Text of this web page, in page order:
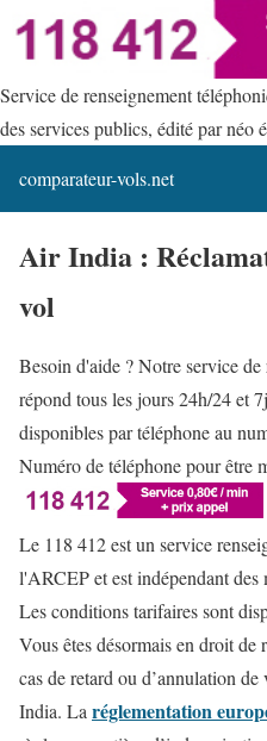
Service de renseignement
des services publics, édité par néo
comparateur-vols.net
Air India :
vol
Besoin d'aide ? Notre service
répond tous les jours 24h/24 et
disponibles par téléphone au
Numéro de téléphone pour être
Le 118 412 est un service
l'ARCEP et est indépendant des
Les conditions tarifaires sont
Vous êtes désormais en droit de
cas de retard ou d’annulation
India. La réglementation